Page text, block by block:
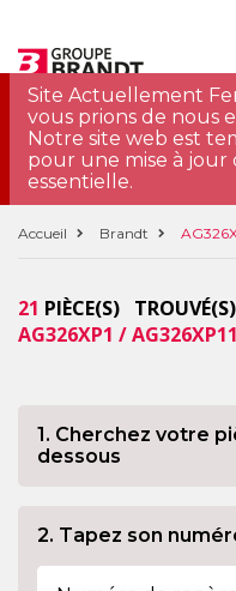
Site Actuellement
vous prions de nous
Notre site web est
pour une mise à
essentielle.
Accueil Brandt
21 PIÈCE(S)
AG326XP1 / AG326XP11
1. Cherchez votre
dessous
2. Tapez son